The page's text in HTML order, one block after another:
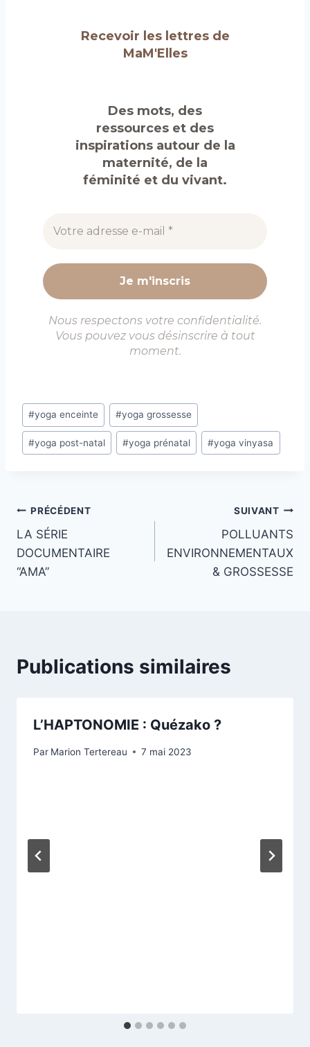
Recevoir les lettres de
MaM'Elles
Des mots, des
ressources et des
inspirations autour de la
maternité, de la
féminité et du vivant.
Nous respectons votre confidentialité.
Vous pouvez vous désinscrire à tout
moment.
Étiquettes
de
la
#yoga enceinte #yoga grossesse
#yoga post-natal #yoga prénatal #yoga vinyasa
Navigation
de
l’article
PRÉCÉDENT
LA SÉRIE
DOCUMENTAIRE
“AMA”
SUIVANT
POLLUANTS
ENVIRONNEMENTAUX
& GROSSESSE
Publications similaires
L’HAPTONOMIE : Quézako ?
Par Marion Tertereau 7 mai 2023